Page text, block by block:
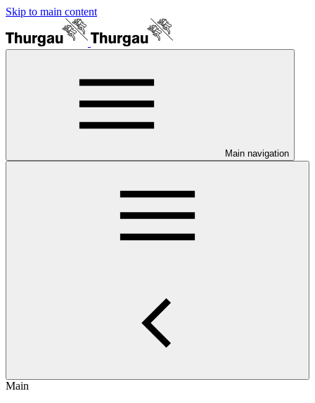
Skip to main content
Main navigation
Main